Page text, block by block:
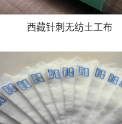
西藏针刺无纺土工布